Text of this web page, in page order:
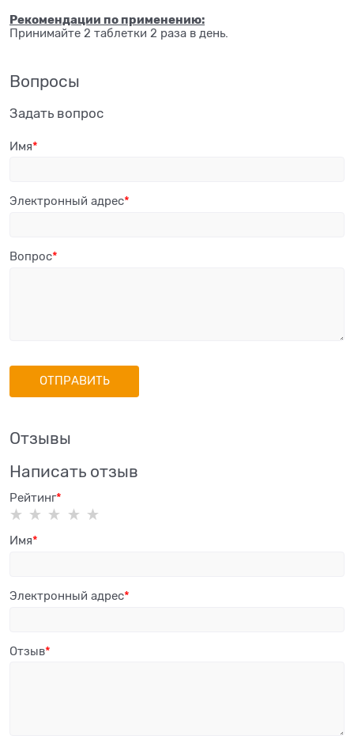
Рекомендации по применению:
Принимайте 2 таблетки 2 раза в день.
Вопросы
Задать вопрос
Имя
Электронный адрес
Вопрос
Отзывы
Написать отзыв
Рейтинг
Имя
Электронный адрес
Отзыв